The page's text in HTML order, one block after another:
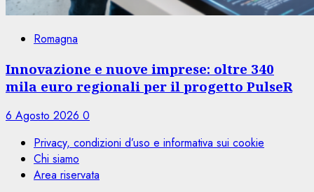
Romagna
Innovazione e nuove imprese: oltre 340
mila euro regionali per il progetto PulseR
6 Agosto 2026 0
Privacy, condizioni d’uso e informativa sui cookie
Chi siamo
Area riservata